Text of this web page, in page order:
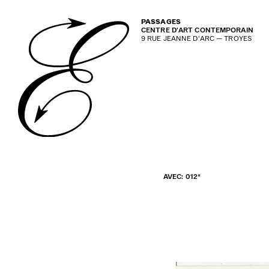
PASSAGES
CENTRE D'ART CONTEMPORAIN
9 RUE JEANNE D'ARC — TROYES
AVEC: 012*